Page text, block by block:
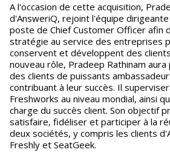
A l'occasion de cette acquisition,
d'AnsweriQ, rejoint l'équipe
poste de Chief Customer Officer afin
stratégie au service des entreprises
conservent et développent des
nouveau rôle, Pradeep Rathinam
des clients de puissants
contribuant à leur succès. Il
Freshworks au niveau mondial, ainsi
charge du succès client. Son objectif
satisfaire, fidéliser et participer à la
deux sociétés, y compris les clients
Freshly et SeatGeek.